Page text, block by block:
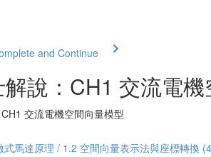
and Continue
說：CH1 交流電
交流電機空間向量模型
式馬達原理 / 1.2 空間向量表示法與座標轉換